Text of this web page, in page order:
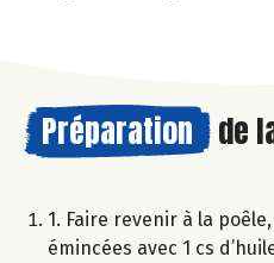
Préparation de
1. Faire revenir à la
émincées avec 1 cs